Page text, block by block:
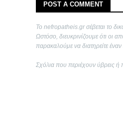
POST A COMMENT
Το nefropatheis.gr σέβεται το
Ωστόσο, διευκρινίζουμε ότι οι
παρακαλούμε να διατηρείτε
Σχόλια που περιέχουν ύβρεις ή